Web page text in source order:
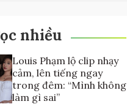
nhiều
Louis Phạm lộ clip nhạy
cảm, lên tiếng ngay
trong đêm: “Mình không
làm gì sai”